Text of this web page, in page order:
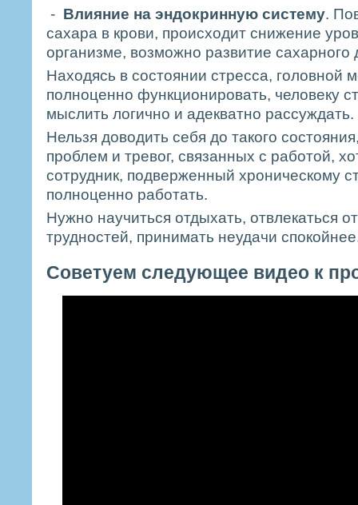
- Влияние на эндокринную систему.
сахара в крови, происходит снижение
организме, возможно развитие сахарного
Находясь в состоянии стресса, головной
полноценно функционировать, человеку
мыслить логично и адекватно рассуждать.
Нельзя доводить себя до такого
проблем и тревог, связанных с работой,
сотрудник, подверженный хроническому
полноценно работать.
Нужно научиться отдыхать, отвлекаться
трудностей, принимать неудачи
Советуем следующее видео к